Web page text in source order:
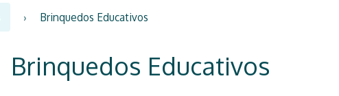
Brinquedos Educativos
Brinquedos Educativos